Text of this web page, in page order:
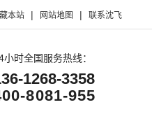
本站 | 网站地图 | 联系沈飞
静电地板、陶瓷防静电地板、铝合金
小时全国服务热线：
1268-3358
8081-955